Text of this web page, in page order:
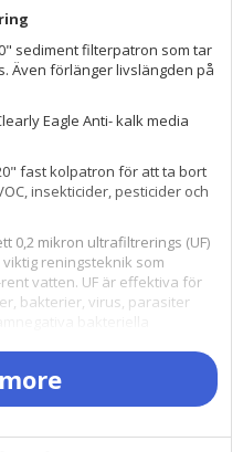
sediment filterpatron som tar
Även förlänger livslängden på
Eagle Anti- kalk media
fast kolpatron för att ta bort
insekticider, pesticider och
0,2 mikron ultrafiltrerings (UF)
reningsteknik som
vatten. UF är effektiva för
bakterier, virus, parasiter
som finns i vatten.
(saltlöst vatten-